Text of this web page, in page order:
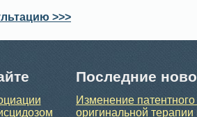
>>>
Последние
Изменение патентного
оригинальной терапии